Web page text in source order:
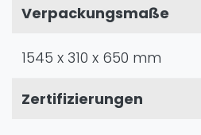
Verpackungsmaße
1545 x 310 x 650 mm
Zertifizierungen